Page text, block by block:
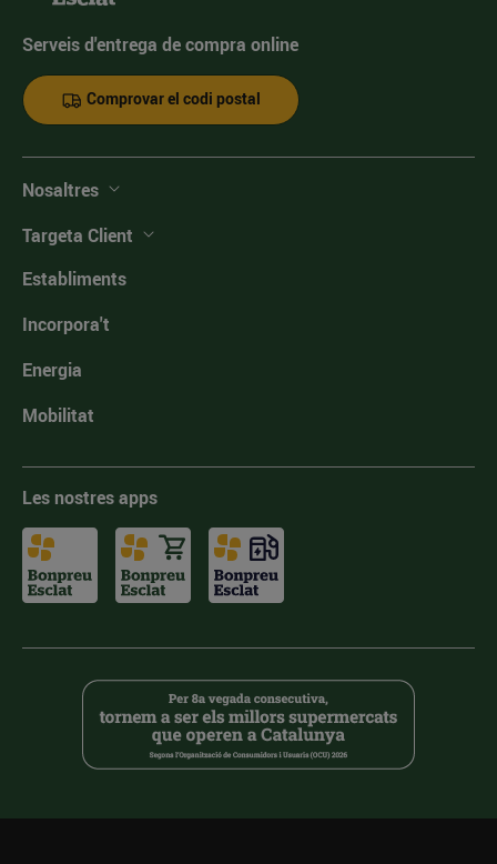
Serveis d'entrega de compra online
Comprovar el codi postal
Nosaltres
Targeta Client
Establiments
Incorpora't
Energia
Mobilitat
Les nostres apps